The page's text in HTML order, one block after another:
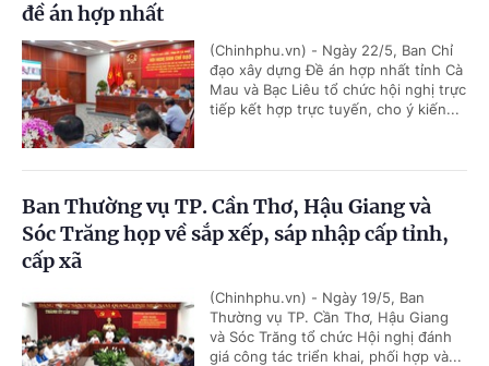
đề án hợp nhất
(Chinhphu.vn) - Ngày 22/5, Ban Chỉ
đạo xây dựng Đề án hợp nhất tỉnh Cà
Mau và Bạc Liêu tổ chức hội nghị trực
tiếp kết hợp trực tuyến, cho ý kiến...
Ban Thường vụ TP. Cần Thơ, Hậu Giang và
Sóc Trăng họp về sắp xếp, sáp nhập cấp tỉnh,
cấp xã
(Chinhphu.vn) - Ngày 19/5, Ban
Thường vụ TP. Cần Thơ, Hậu Giang
và Sóc Trăng tổ chức Hội nghị đánh
giá công tác triển khai, phối hợp và...